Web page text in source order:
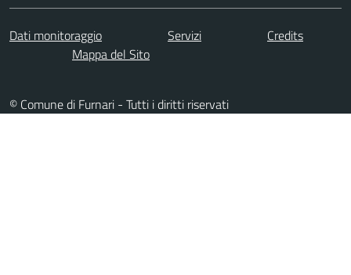
Dati monitoraggio Servizi
Credits
Mappa del Sito
© Comune di Furnari - Tutti i diritti riservati